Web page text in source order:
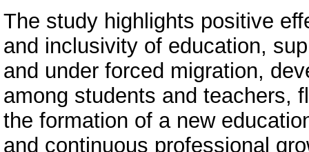
The study highlights positive
and inclusivity of education,
and under forced migration,
among students and teachers,
the formation of a new
and continuous professional